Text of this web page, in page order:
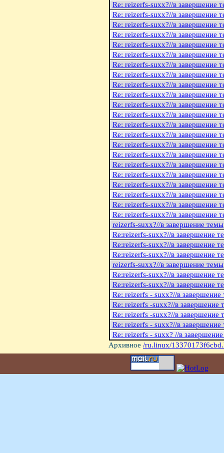
Re: reizerfs-suxx?//в завершение
Re: reizerfs-suxx?//в завершение
Re: reizerfs-suxx?//в завершение
Re: reizerfs-suxx?//в завершение
Re: reizerfs-suxx?//в завершение
Re: reizerfs-suxx?//в завершение
Re: reizerfs-suxx?//в завершение
Re: reizerfs-suxx?//в завершение
Re: reizerfs-suxx?//в завершение
Re: reizerfs-suxx?//в завершение
Re: reizerfs-suxx?//в завершение
Re: reizerfs-suxx?//в завершение
Re: reizerfs-suxx?//в завершение
Re: reizerfs-suxx?//в завершение
Re: reizerfs-suxx?//в завершение
Re: reizerfs-suxx?//в завершение
Re: reizerfs-suxx?//в завершение
Re: reizerfs-suxx?//в завершение
Re: reizerfs-suxx?//в завершение
Re: reizerfs-suxx?//в завершение
Re: reizerfs-suxx?//в завершение
Re: reizerfs-suxx?//в завершение
reizerfs-suxx?//в завершение темы
Re:reizerfs-suxx?//в завершение
Re:reizerfs-suxx?//в завершение
Re:reizerfs-suxx?//в завершение
reizerfs-suxx?//в завершение темы
Re:reizerfs-suxx?//в завершение
Re:reizerfs-suxx?//в завершение
Re: reizerfs - suxx?//в завершение
Re: reizerfs -suxx?//в завершение
Re: reizerfs -suxx?//в завершение
Re: reizerfs - suxx?//в завершение
Re: reizerfs - suxx? //в
Архивное /ru.linux/